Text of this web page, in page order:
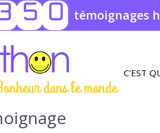
témoignages
dans le monde
C'EST